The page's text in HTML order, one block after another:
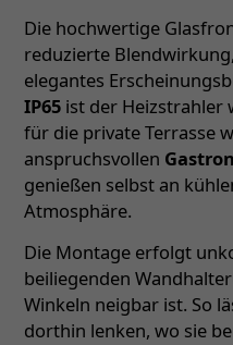
Die hochwertige
reduzierte
elegantes
IP65 ist der Heizstrahler
für die private Terrasse
anspruchsvollen
genießen selbst an
Atmosphäre.
Die Montage erfolgt
beiliegenden
Winkeln neigbar ist. So
dorthin lenken, wo sie